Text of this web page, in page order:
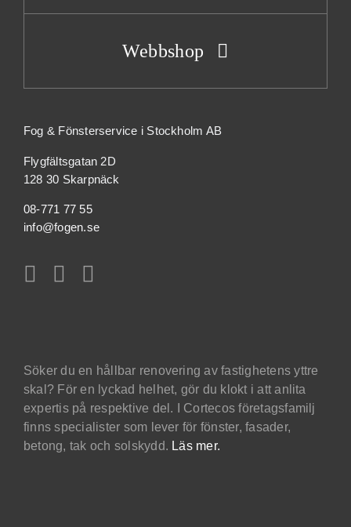
Webbshop
Fog & Fönsterservice i Stockholm AB
Flygfältsgatan 2D
128 30 Skarpnäck
08-771 77 55
info@fogen.se
Söker du en hållbar renovering av fastighetens yttre
skal? För en lyckad helhet, gör du klokt i att anlita
expertis på respektive del. I Cortecos företagsfamilj
finns specialister som lever för fönster, fasader,
betong, tak och solskydd. Läs mer.